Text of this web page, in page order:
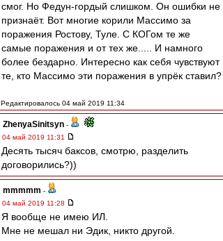
смог. Но Федун-гордый слишком. Он ошибки не
признаёт. Вот многие корили Массимо за
поражения Ростову, Туле. С КОГом те же
самые поражения и от тех же..... И намного
более бездарно. Интересно как себя чувствуют
те, кто Массимо эти поражения в упрёк ставил?
Редактировалось 04 май 2019 11:34
ZhenyaSinitsyn -
04 май 2019 11:31
Десять тысяч баксов, смотрю, разделить
договорились?))
mmmmm -
04 май 2019 11:28
Я вообще не имею ИЛ.
Мне не мешал ни Эдик, никто другой.